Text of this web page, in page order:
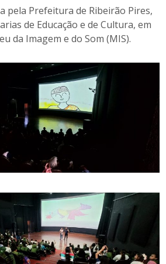
pela Prefeitura de Ribeirão Pires,
de Educação e de Cultura, em
da Imagem e do Som (MIS).